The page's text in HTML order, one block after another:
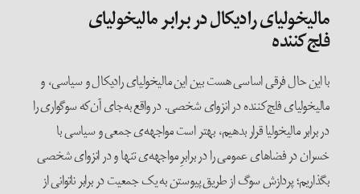
مالیخولیای رادیکال در برابر مالیخولیای
فلج‌کننده
با این حال فرقی اساسی‌ هست بین این مالیخولیای رادیکال و سیاسی، و
مالیخولیای فلج‌کننده در انزوای شخصی. در واقع به‌جای آن‌که سوگواری را
در برابر مالیخولیا قرار بدهیم، بهتر است مواجهه‌ی‌ جمعی و سیاسی با
خسران در فضاهای عمومی را در برابرِ مواجهه‌ی تنها و در انزوای شخصی
بگذاریم؛ پردازش سوگ از طریق پیوستن به یک جمعیت در برابر ناتوانی از